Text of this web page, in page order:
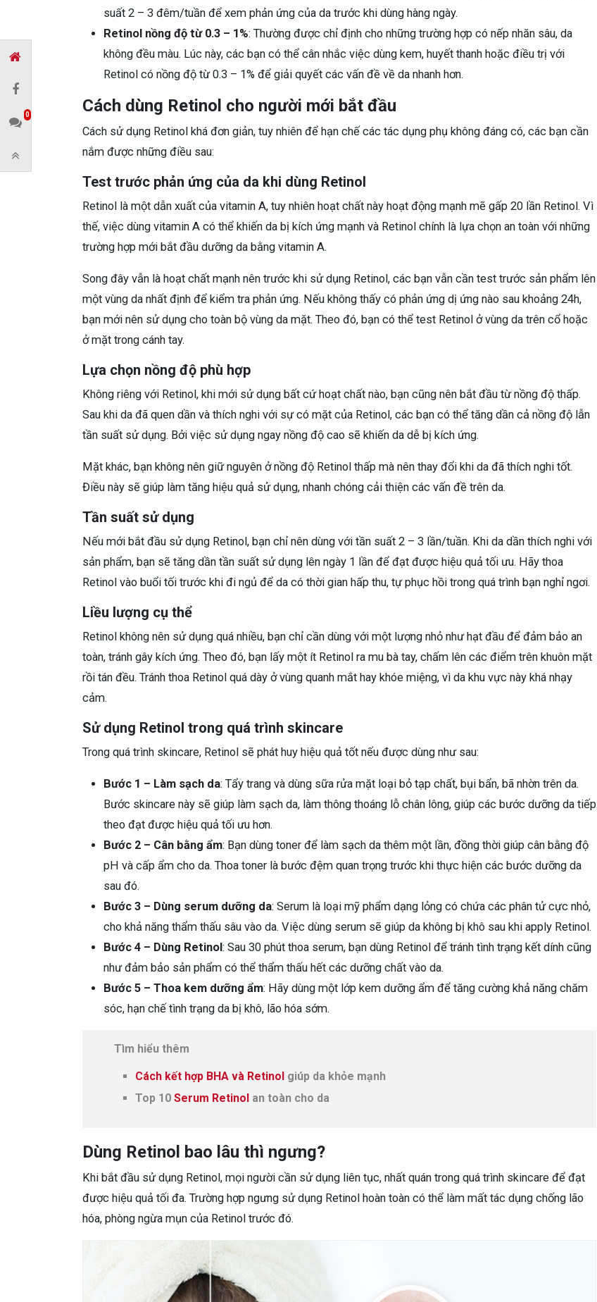
suất 2 – 3 đêm/tuần để xem phản ứng của da trước khi dùng hàng ngày.
Retinol nồng độ từ 0.3 – 1%: Thường được chỉ định cho những trường hợp có nếp nhăn sâu, da
không đều màu. Lúc này, các bạn có thể cân nhắc việc dùng kem, huyết thanh hoặc điều trị với
Retinol có nồng độ từ 0.3 – 1% để giải quyết các vấn đề về da nhanh hơn.
Cách dùng Retinol cho người mới bắt đầu
Cách sử dụng Retinol khá đơn giản, tuy nhiên để hạn chế các tác dụng phụ không đáng có, các bạn cần
nắm được những điều sau:
Test trước phản ứng của da khi dùng Retinol
Retinol là một dẫn xuất của vitamin A, tuy nhiên hoạt chất này hoạt động mạnh mẽ gấp 20 lần Retinol. Vì
thế, việc dùng vitamin A có thể khiến da bị kích ứng mạnh và Retinol chính là lựa chọn an toàn với những
trường hợp mới bắt đầu dưỡng da bằng vitamin A.
Song đây vẫn là hoạt chất mạnh nên trước khi sử dụng Retinol, các bạn vẫn cần test trước sản phẩm lên
một vùng da nhất định để kiểm tra phản ứng. Nếu không thấy có phản ứng dị ứng nào sau khoảng 24h,
bạn mới nên sử dụng cho toàn bộ vùng da mặt. Theo đó, bạn có thể test Retinol ở vùng da trên cổ hoặc
ở mặt trong cánh tay.
Lựa chọn nồng độ phù hợp
Không riêng với Retinol, khi mới sử dụng bất cứ hoạt chất nào, bạn cũng nên bắt đầu từ nồng độ thấp.
Sau khi da đã quen dần và thích nghi với sự có mặt của Retinol, các bạn có thể tăng dần cả nồng độ lẫn
tần suất sử dụng. Bởi việc sử dụng ngay nồng độ cao sẽ khiến da dễ bị kích ứng.
Mặt khác, bạn không nên giữ nguyên ở nồng độ Retinol thấp mà nên thay đổi khi da đã thích nghi tốt.
Điều này sẽ giúp làm tăng hiệu quả sử dụng, nhanh chóng cải thiện các vấn đề trên da.
Tần suất sử dụng
Nếu mới bắt đầu sử dụng Retinol, bạn chỉ nên dùng với tần suất 2 – 3 lần/tuần. Khi da dần thích nghi với
sản phẩm, bạn sẽ tăng dần tần suất sử dụng lên ngày 1 lần để đạt được hiệu quả tối ưu. Hãy thoa
Retinol vào buổi tối trước khi đi ngủ để da có thời gian hấp thu, tự phục hồi trong quá trình bạn nghỉ ngơi.
Liều lượng cụ thể
Retinol không nên sử dụng quá nhiều, bạn chỉ cần dùng với một lượng nhỏ như hạt đầu để đảm bảo an
toàn, tránh gây kích ứng. Theo đó, bạn lấy một ít Retinol ra mu bà tay, chấm lên các điểm trên khuôn mặt
rồi tán đều. Tránh thoa Retinol quá dày ở vùng quanh mắt hay khóe miệng, vì da khu vực này khá nhạy
cảm.
Sử dụng Retinol trong quá trình skincare
Trong quá trình skincare, Retinol sẽ phát huy hiệu quả tốt nếu được dùng như sau:
Bước 1 – Làm sạch da: Tẩy trang và dùng sữa rửa mặt loại bỏ tạp chất, bụi bẩn, bã nhờn trên da.
Bước skincare này sẽ giúp làm sạch da, làm thông thoáng lỗ chân lông, giúp các bước dưỡng da tiếp
theo đạt được hiệu quả tối ưu hơn.
Bước 2 – Cân bằng ẩm: Bạn dùng toner để làm sạch da thêm một lần, đồng thời giúp cân bằng độ
pH và cấp ẩm cho da. Thoa toner là bước đệm quan trọng trước khi thực hiện các bước dưỡng da
sau đó.
Bước 3 – Dùng serum dưỡng da: Serum là loại mỹ phẩm dạng lỏng có chứa các phân tử cực nhỏ,
cho khả năng thẩm thấu sâu vào da. Việc dùng serum sẽ giúp da không bị khô sau khi apply Retinol.
Bước 4 – Dùng Retinol: Sau 30 phút thoa serum, bạn dùng Retinol để tránh tình trạng kết dính cũng
như đảm bảo sản phẩm có thể thẩm thấu hết các dưỡng chất vào da.
Bước 5 – Thoa kem dưỡng ẩm: Hãy dùng một lớp kem dưỡng ẩm để tăng cường khả năng chăm
sóc, hạn chế tình trạng da bị khô, lão hóa sớm.
Tìm hiểu thêm
Cách kết hợp BHA và Retinol giúp da khỏe mạnh
Top 10 Serum Retinol an toàn cho da
Dùng Retinol bao lâu thì ngưng?
Khi bắt đầu sử dụng Retinol, mọi người cần sử dụng liên tục, nhất quán trong quá trình skincare để đạt
được hiệu quả tối đa. Trường hợp ngưng sử dụng Retinol hoàn toàn có thể làm mất tác dụng chống lão
hóa, phòng ngừa mụn của Retinol trước đó.
0